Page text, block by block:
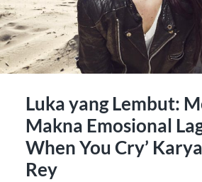
Luka yang Lembut:
Makna Emosional
When You Cry’
Rey